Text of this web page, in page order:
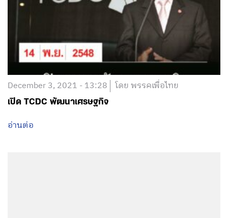
December 3, 2021 - 13:28 โดย พรรคเพื่อไทย
เปิด TCDC พัฒนาเศรษฐกิจ
อ่านต่อ